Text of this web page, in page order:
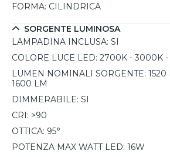
FORMA: CILINDRICA
SORGENTE LUMINOSA
LAMPADINA INCLUSA: SI
COLORE LUCE LED: 2700K - 3000K
LUMEN NOMINALI SORGENTE:
1600 LM
DIMMERABILE: SI
CRI: >90
OTTICA: 95°
POTENZA MAX WATT LED: 16W